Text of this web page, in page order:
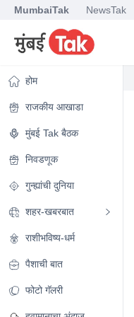
MumbaiTak NewsTak
होम
राजकीय आखाडा
मुंबई Tak बैठक
निवडणूक
गुन्ह्यांची दुनिया
शहर-खबरबात
राशीभविष्य-धर्म
पैशाची बात
फोटो गॅलरी